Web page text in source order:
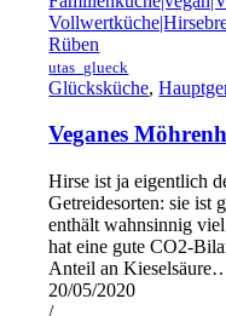
utas_glueck
Glücksküche,
Veganes
Hirse ist ja eigentlich
Getreidesorten: sie ist
enthält wahnsinnig
hat eine gute CO2-
Anteil an
20/05/2020